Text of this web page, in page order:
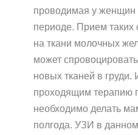
проводимая у женщин
периоде. Прием таких
на ткани молочных
может
новых тканей в
проходящим терапию
необходимо делать
полгода. УЗИ в